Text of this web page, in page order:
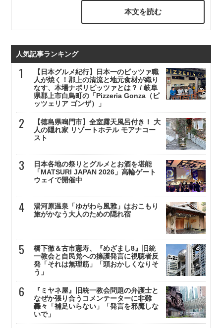
本文を読む
人気記事ランキング
【日本グルメ紀行】日本一のピッツァ職
人が焼く！郡上の清流と地元食材が織り
なす、本場ナポリピッツァとは？ / 岐阜
県郡上市白鳥町の「Pizzeria Gonza（ピ
ッツェリア ゴンザ）」
【徳島県鳴門市】全室露天風呂付き！ 大
人の隠れ家 リゾートホテル モアナコー
スト
日本各地の祭りとグルメとお酒を堪能
「MATSURI JAPAN 2026」高輪ゲート
ウェイで開催中
湯河原温泉「ゆがわら風雅」はおこもり
旅がかなう大人のための隠れ宿
橋下徹＆古市憲寿、『めざまし8』旧統
一教会と自民党への擁護発言に視聴者反
発「それは無理筋」「頭おかしくなりそ
う」
『ミヤネ屋』旧統一教会問題の弁護士と
なぜか張り合うコメンテーターに非難
轟々「補足いらない」「発言を邪魔しな
いで」